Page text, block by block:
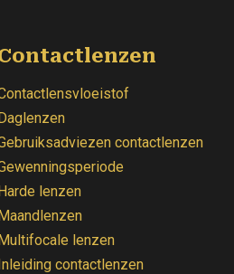
contactlenzen
lenzen
lenzen
contactlenzen